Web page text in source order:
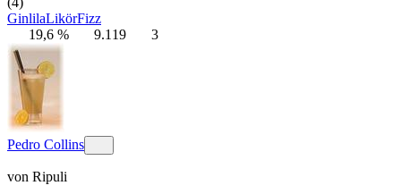
GinlilaLikörFizz
19,6 %
9.119 3
Pedro Collins
von Ripuli